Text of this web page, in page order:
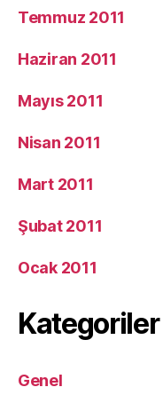
Temmuz 2011
Haziran 2011
Mayıs 2011
Nisan 2011
Mart 2011
Şubat 2011
Ocak 2011
Kategoriler
Genel